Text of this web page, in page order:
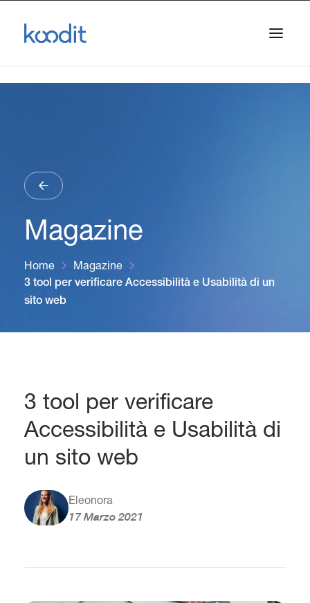
Magazine
Home Magazine
3 tool per verificare Accessibilità e Usabilità di un
sito web
3 tool per verificare
Accessibilità e Usabilità di
un sito web
Eleonora
17 Marzo 2021